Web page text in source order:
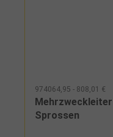
974064,95 - 808,01 €
Sprossen